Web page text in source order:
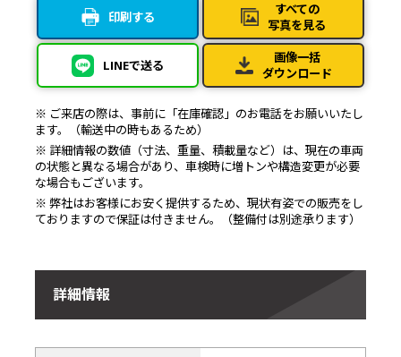
印刷する
LINEで送る
すべての
写真を見る
画像一括
ダウンロード
※ ご来店の際は、事前に「在庫確認」のお電話をお願いいたし
ます。（輸送中の時もあるため）
※ 詳細情報の数値（寸法、重量、積載量など）は、現在の車両
の状態と異なる場合があり、車検時に増トンや構造変更が必要
な場合もございます。
※ 弊社はお客様にお安く提供するため、現状有姿での販売をし
ておりますので保証は付きません。（整備付は別途承ります）
詳細情報